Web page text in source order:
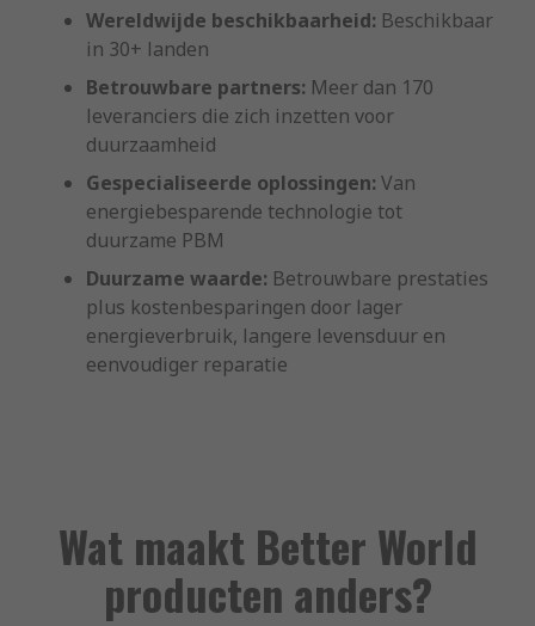
Wereldwijde beschikbaarheid: Beschikbaar
in 30+ landen
Betrouwbare partners: Meer dan 170
leveranciers die zich inzetten voor
duurzaamheid
Gespecialiseerde oplossingen: Van
energiebesparende technologie tot
duurzame PBM
Duurzame waarde: Betrouwbare prestaties
plus kostenbesparingen door lager
energieverbruik, langere levensduur en
eenvoudiger reparatie
Wat maakt Better World
producten anders?